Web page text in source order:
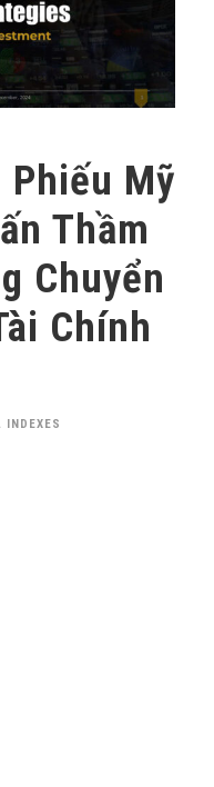
Phiếu Mỹ
Thầm
Chuyển
Chính
INDEXES